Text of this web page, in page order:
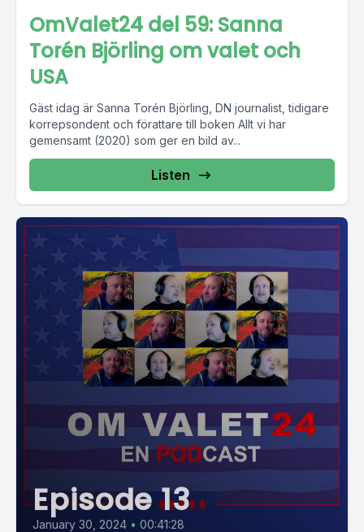
OmValet24 del 59: Sanna
Torén Björling om valet och
USA
Gäst idag är Sanna Torén Björling, DN journalist, tidigare
korrepsondent och förattare till boken Allt vi har
gemensamt (2020) som ger en bild av...
Listen
Episode 13
January 30, 2024 • 00:41:28